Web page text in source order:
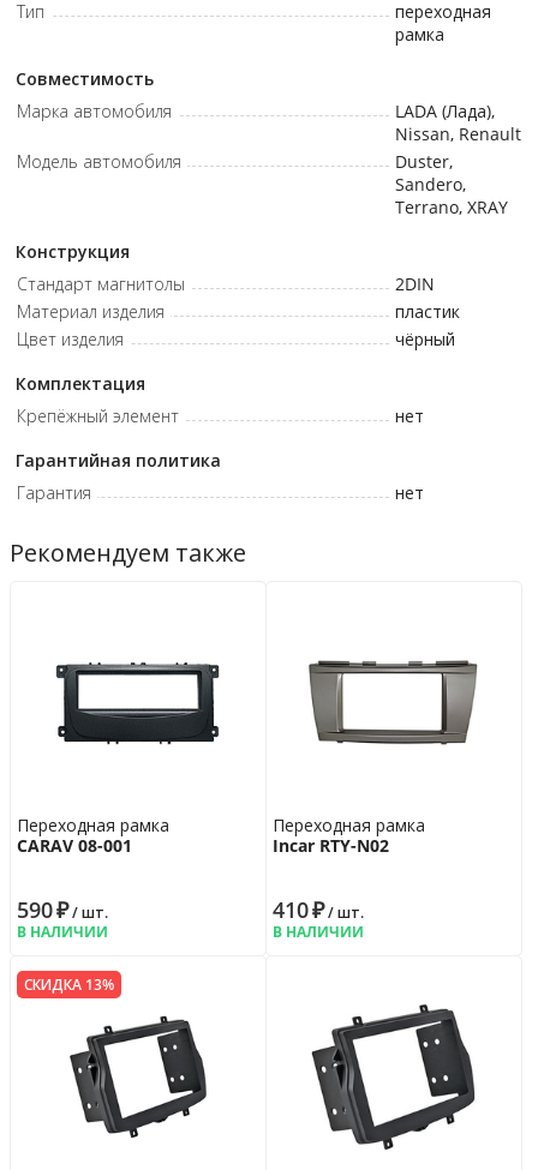
Тип
переходная
рамка
Совместимость
Марка автомобиля
LADA (Лада),
Nissan, Renault
Модель автомобиля
Duster,
Sandero,
Terrano, XRAY
Конструкция
Стандарт магнитолы
2DIN
Материал изделия
пластик
Цвет изделия
чёрный
Комплектация
Крепёжный элемент
нет
Гарантийная политика
Гарантия
нет
Рекомендуем также
Переходная рамка
CARAV 08-001
590₽/ шт.
В НАЛИЧИИ
Переходная рамка
Incar RTY-N02
410₽/ шт.
В НАЛИЧИИ
СКИДКА 13%